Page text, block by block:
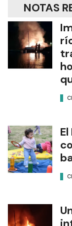
NOTAS